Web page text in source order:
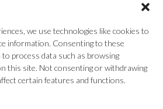
we use technologies like cookies to
information. Consenting to these
process data such as browsing
this site. Not consenting or withdrawing
certain features and functions.
global@turingspace.co